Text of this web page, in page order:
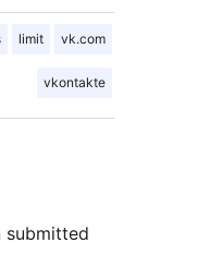
limit vk.com
vkontakte
submitted